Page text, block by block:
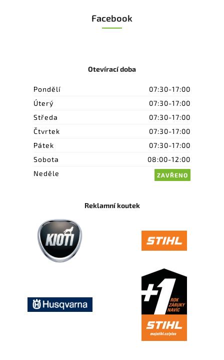
Facebook
Otevírací doba
Pondělí
07:30-17:00
Úterý
07:30-17:00
Středa
07:30-17:00
Čtvrtek
07:30-17:00
Pátek
07:30-17:00
Sobota
08:00-12:00
Neděle
ZAVŘENO
Reklamní koutek